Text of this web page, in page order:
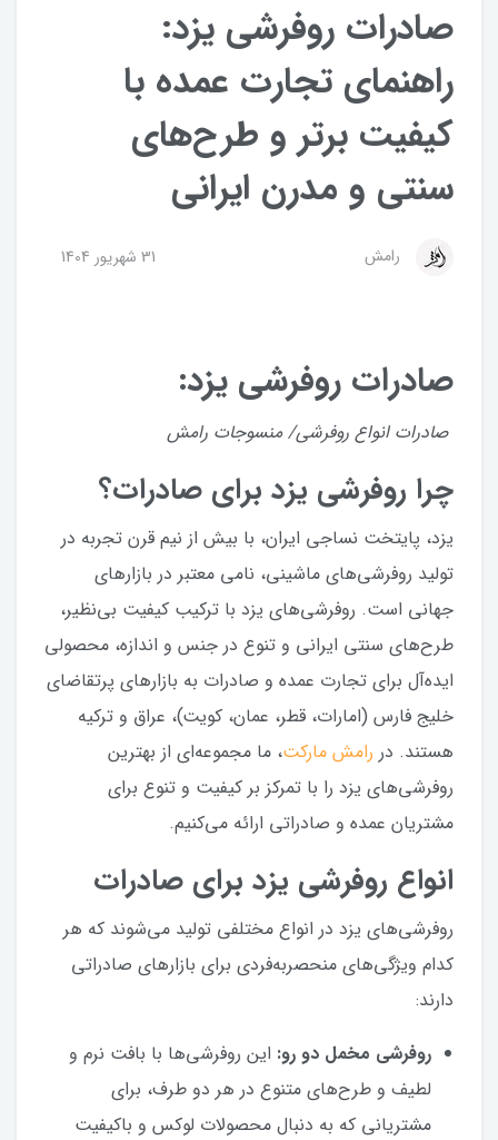
صادرات روفرشی یزد:
راهنمای تجارت عمده با
کیفیت برتر و طرح‌های
سنتی و مدرن ایرانی
رامش 31 شهریور 1404
صادرات روفرشی یزد:
صادرات انواع روفرشی/ منسوجات رامش
چرا روفرشی یزد برای صادرات؟
یزد، پایتخت نساجی ایران، با بیش از نیم قرن تجربه در
تولید روفرشی‌های ماشینی، نامی معتبر در بازارهای
جهانی است. روفرشی‌های یزد با ترکیب کیفیت بی‌نظیر،
طرح‌های سنتی ایرانی و تنوع در جنس و اندازه، محصولی
ایده‌آل برای تجارت عمده و صادرات به بازارهای پرتقاضای
خلیج فارس (امارات، قطر، عمان، کویت)، عراق و ترکیه
هستند. در رامش مارکت، ما مجموعه‌ای از بهترین
روفرشی‌های یزد را با تمرکز بر کیفیت و تنوع برای
مشتریان عمده و صادراتی ارائه می‌کنیم.
انواع روفرشی یزد برای صادرات
روفرشی‌های یزد در انواع مختلفی تولید می‌شوند که هر
کدام ویژگی‌های منحصربه‌فردی برای بازارهای صادراتی
دارند:
روفرشی مخمل دو رو: این روفرشی‌ها با بافت نرم و
لطیف و طرح‌های متنوع در هر دو طرف، برای
مشتریانی که به دنبال محصولات لوکس و باکیفیت